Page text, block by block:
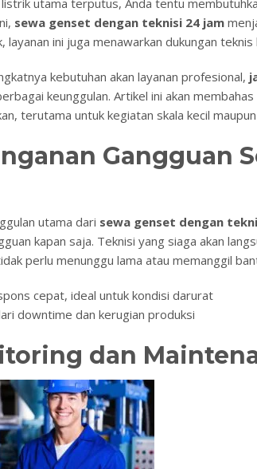
utama terputus, Anda tentu
sewa genset dengan teknisi 24 jam
layanan ini juga menawarkan dukungan teknis
kebutuhan akan layanan profesional,
keunggulan. Artikel ini akan
terutama untuk kegiatan skala kecil
Gangguan
utama dari sewa genset dengan
kapan saja. Teknisi yang siaga akan
perlu menunggu lama atau memanggil
cepat, ideal untuk kondisi darurat
downtime dan kerugian produksi
dan